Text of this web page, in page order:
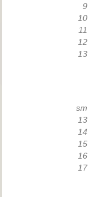
9
10
11
12
13
sm
13
14
15
16
17